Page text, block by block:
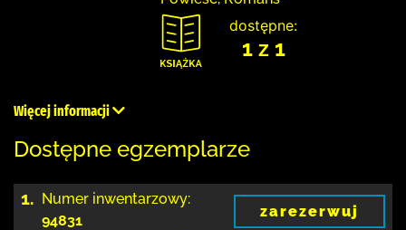
dostępne:
1 z 1
Więcej informacji
Dostępne egzemplarze
1. Numer inwentarzowy:
94831
zarezerwuj